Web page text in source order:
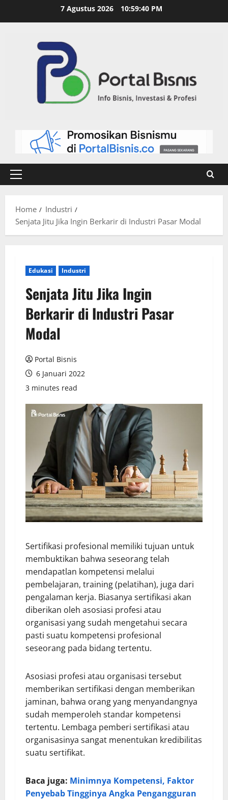
7 Agustus 2026 10:59:41 PM
Home
Industri
Senjata Jitu Jika Ingin Berkarir di Industri Pasar Modal
Edukasi Industri
Senjata Jitu Jika Ingin
Berkarir di Industri Pasar
Modal
Portal Bisnis
6 Januari 2022
3 minutes read
Sertifikasi profesional memiliki tujuan untuk
membuktikan bahwa seseorang telah
mendapatlan kompetensi melalui
pembelajaran, training (pelatihan), juga dari
pengalaman kerja. Biasanya sertifikasi akan
diberikan oleh asosiasi profesi atau
organisasi yang sudah mengetahui secara
pasti suatu kompetensi profesional
seseorang pada bidang tertentu.
Asosiasi profesi atau organisasi tersebut
memberikan sertifikasi dengan memberikan
jaminan, bahwa orang yang menyandangnya
sudah memperoleh standar kompetensi
tertentu. Lembaga pemberi sertifikasi atau
organisasinya sangat menentukan kredibilitas
suatu sertifikat.
Baca juga: Minimnya Kompetensi, Faktor
Penyebab Tingginya Angka Pengangguran